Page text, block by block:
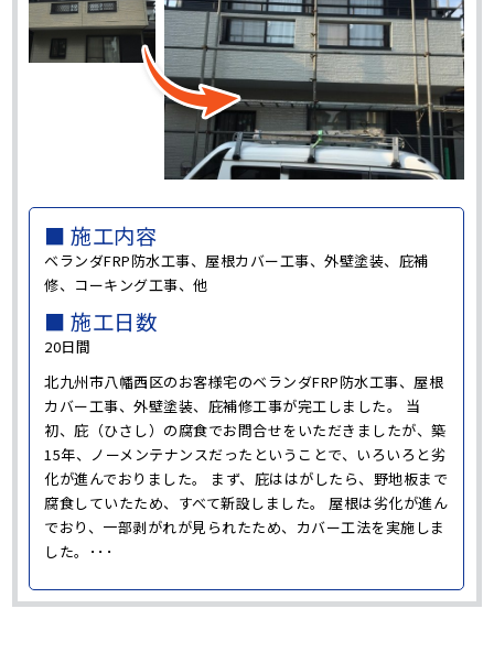
■ 施工内容
ベランダFRP防水工事、屋根カバー工事、外壁塗装、庇補
修、コーキング工事、他
■ 施工日数
20日間
北九州市八幡西区のお客様宅のベランダFRP防水工事、屋根
カバー工事、外壁塗装、庇補修工事が完工しました。 当
初、庇（ひさし）の腐食でお問合せをいただきましたが、築
15年、ノーメンテナンスだったということで、いろいろと劣
化が進んでおりました。 まず、庇ははがしたら、野地板まで
腐食していたため、すべて新設しました。 屋根は劣化が進ん
でおり、一部剥がれが見られたため、カバー工法を実施しま
した。･･･